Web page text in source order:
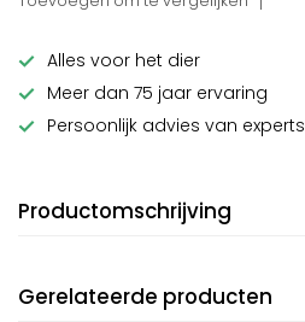
Alles voor het dier
Meer dan 75 jaar ervaring
Persoonlijk advies van experts
Productomschrijving
Gerelateerde producten